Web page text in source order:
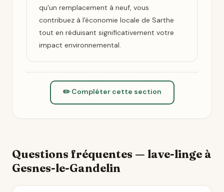
qu'un remplacement à neuf, vous
contribuez à l'économie locale de Sarthe
tout en réduisant significativement votre
impact environnemental.
✏️ Compléter cette section
Questions fréquentes — lave-linge à
Gesnes-le-Gandelin